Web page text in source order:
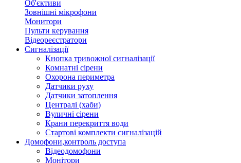
Об'єктиви
Зовнішні мікрофони
Монитори
Пульти керування
Відеореєстратори
Сигналізації
Кнопка тривожної сигналізації
Комнатні сірени
Охорона периметра
Датчики руху
Датчики затоплення
Централі (хаби)
Вуличні сірени
Крани перекриття води
Стартові комплекти сигналізацій
Домофони,контроль доступа
Відеодомофони
Монітори